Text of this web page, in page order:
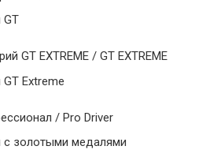
GT
GT EXTREME / GT EXTREME
Extreme
/ Pro Driver
с золотыми медалями